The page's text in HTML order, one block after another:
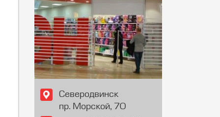
Северодвинск
пр. Морской, 70